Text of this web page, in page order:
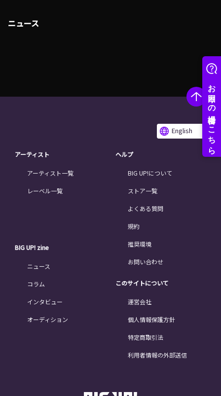
ニュース
English
アーティスト
アーティスト一覧
レーベル一覧
BIG UP! zine
ニュース
コラム
インタビュー
オーディション
ヘルプ
BIG UP!について
ストア一覧
よくある質問
規約
推奨環境
お問い合わせ
このサイトについて
運営会社
個人情報保護方針
特定商取引法
利用者情報の外部送信